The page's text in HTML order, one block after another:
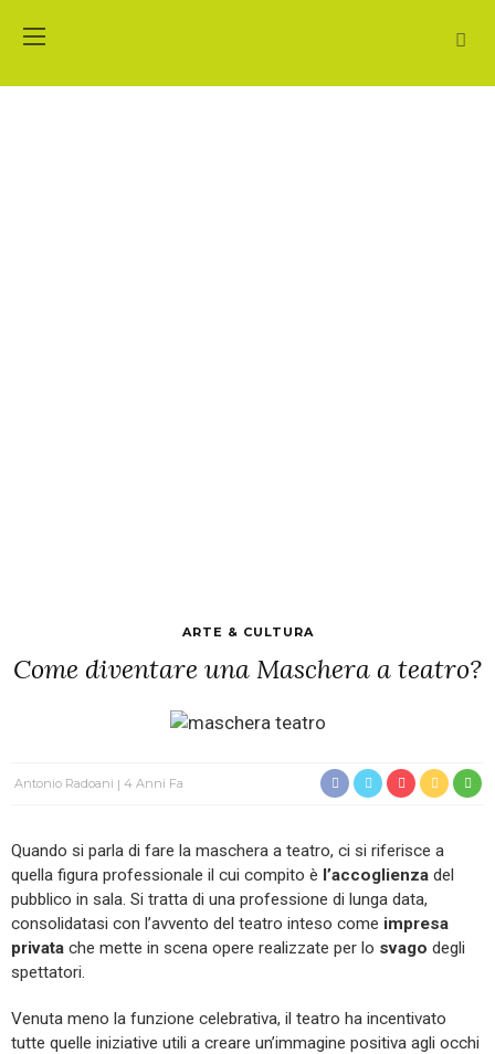
ARTE & CULTURA
Come diventare una Maschera a teatro?
Antonio Radoani 4 Anni Fa
Quando si parla di fare la maschera a teatro, ci si riferisce a
quella figura professionale il cui compito è l’accoglienza del
pubblico in sala. Si tratta di una professione di lunga data,
consolidatasi con l’avvento del teatro inteso come impresa
privata che mette in scena opere realizzate per lo svago degli
spettatori.
Venuta meno la funzione celebrativa, il teatro ha incentivato
tutte quelle iniziative utili a creare un’immagine positiva agli occhi